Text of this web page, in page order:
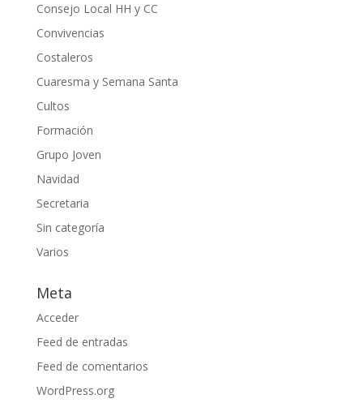
Consejo Local HH y CC
Convivencias
Costaleros
Cuaresma y Semana Santa
Cultos
Formación
Grupo Joven
Navidad
Secretaria
Sin categoría
Varios
Meta
Acceder
Feed de entradas
Feed de comentarios
WordPress.org